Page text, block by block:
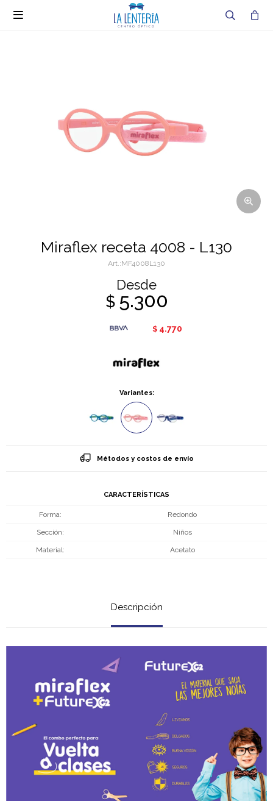

Miraflex receta 4008 - L130
MF4008L130
Desde
$ 5.300
$ 4.770
Variantes:
Métodos y costos de envío
CARACTERÍSTICAS
Forma Redondo
Sección Niños
Material Acetato
Descripción